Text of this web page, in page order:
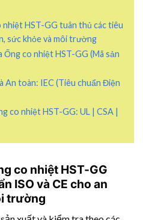
nhiệt HST-GG tuân thủ các tiêu
sức khỏe và môi trường
co nhiệt HST-GG (Mã sản
An toàn: IEC (Tiêu chuẩn Điện
co nhiệt HST-GG: UL | CSA |
co nhiệt HST-GG
ISO và CE cho an
trường